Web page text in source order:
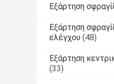
Εξάρτηση
Εξάρτηση
ελέγχου (48)
Εξάρτηση
(33)